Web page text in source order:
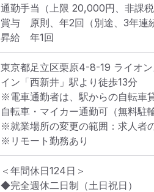
通勤手当（上限 20,000円、非課税
賞与　原則、年2回（別途、3年連
昇給　年1回
東京都足立区栗原4-8-19 ライオ
イン「西新井」駅より徒歩13分
※電車通勤者は、駅からの自転車
自転車・マイカー通勤可（無料駐
※就業場所の変更の範囲：求人者
※リモート勤務あり
＜年間休日124日＞
◆完全週休二日制（土日祝日）